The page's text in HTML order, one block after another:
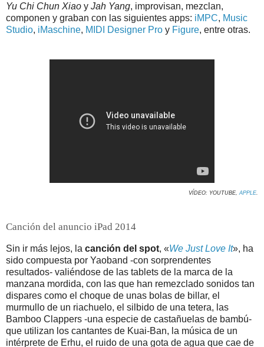
Yu Chi Chun Xiao y Jah Yang, improvisan, mezclan,
componen y graban con las siguientes apps: iMPC, Music
Studio, iMaschine, MIDI Designer Pro y Figure, entre otras.
VÍDEO: YOUTUBE, APPLE
Canción del anuncio iPad 2014
Sin ir más lejos, la canción del spot, «We Just Love It», ha
sido compuesta por Yaoband -con sorprendentes
resultados- valiéndose de las tablets de la marca de la
manzana mordida, con las que han remezclado sonidos tan
dispares como el choque de unas bolas de billar, el
murmullo de un riachuelo, el silbido de una tetera, las
Bamboo Clappers -una especie de castañuelas de bambú-
que utilizan los cantantes de Kuai-Ban, la música de un
intérprete de Erhu, el ruido de una gota de agua que cae de